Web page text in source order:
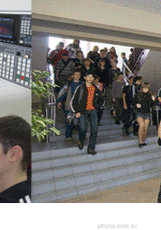
afisha-msk.ru